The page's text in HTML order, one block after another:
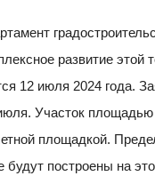
развитие этой
12 июля 2024 года.
Участок площадью
площадкой.
будут построены на